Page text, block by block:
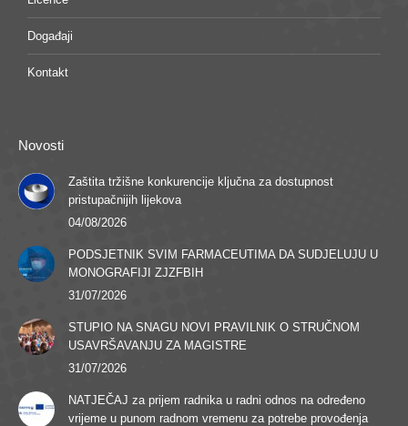
Događaji
Kontakt
Novosti
Zaštita tržišne konkurencije ključna za dostupnost
pristupačnijih lijekova
04/08/2026
PODSJETNIK SVIM FARMACEUTIMA DA SUDJELUJU U
MONOGRAFIJI ZJZFBIH
31/07/2026
STUPIO NA SNAGU NOVI PRAVILNIK O STRUČNOM
USAVRŠAVANJU ZA MAGISTRE
31/07/2026
NATJEČAJ za prijem radnika u radni odnos na određeno
vrijeme u punom radnom vremenu za potrebe provođenja